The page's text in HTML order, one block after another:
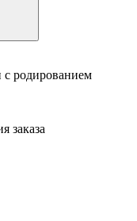
с родированием
заказа